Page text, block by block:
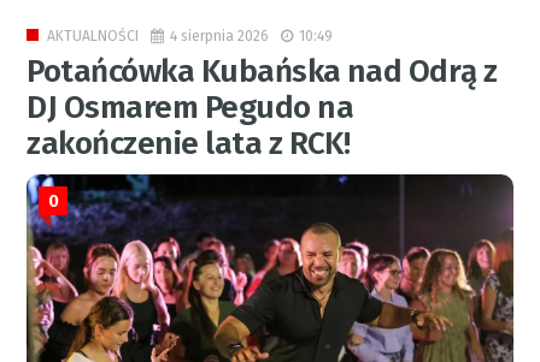
AKTUALNOŚCI 4 sierpnia 2026 10:49
Potańcówka Kubańska nad Odrą z
DJ Osmarem Pegudo na
zakończenie lata z RCK!
0